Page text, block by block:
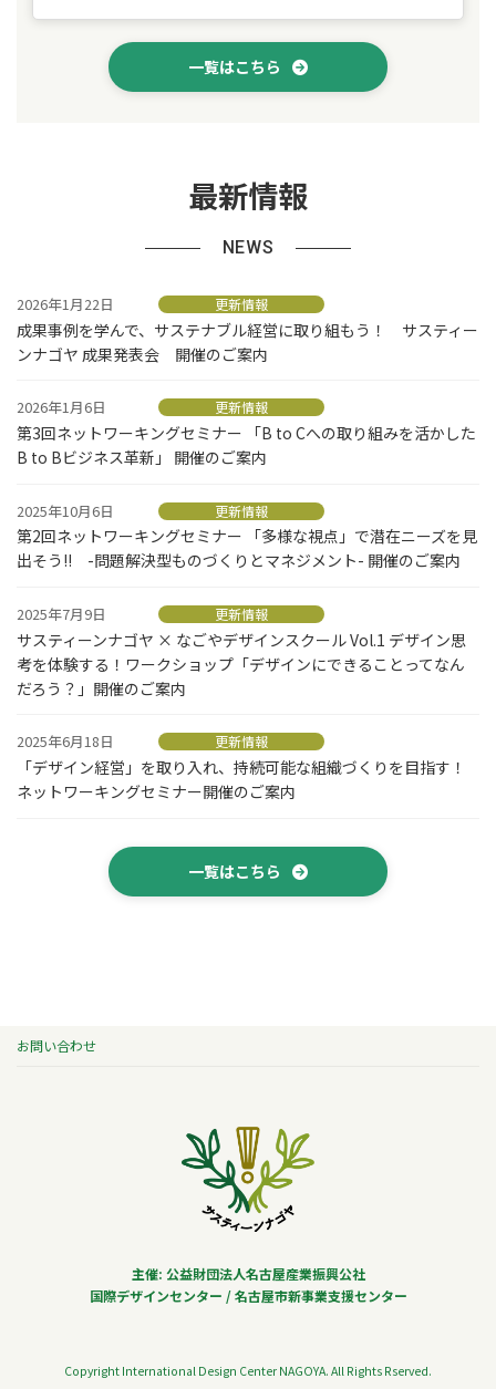
一覧はこちら
最新情報
NEWS
2026年1月22日 更新情報
成果事例を学んで、サステナブル経営に取り組もう！ サスティー
ンナゴヤ 成果発表会 開催のご案内
2026年1月6日 更新情報
第3回ネットワーキングセミナー 「B to Cへの取り組みを活かした
B to Bビジネス革新」 開催のご案内
2025年10月6日 更新情報
第2回ネットワーキングセミナー 「多様な視点」で潜在ニーズを見
出そう!! -問題解決型ものづくりとマネジメント- 開催のご案内
2025年7月9日 更新情報
サスティーンナゴヤ × なごやデザインスクール Vol.1 デザイン思
考を体験する！ワークショップ「デザインにできることってなん
だろう？」開催のご案内
2025年6月18日 更新情報
「デザイン経営」を取り入れ、持続可能な組織づくりを目指す！
ネットワーキングセミナー開催のご案内
一覧はこちら
お問い合わせ
主催: 公益財団法人名古屋産業振興公社
国際デザインセンター / 名古屋市新事業支援センター
Copyright International Design Center NAGOYA. All Rights Rserved.